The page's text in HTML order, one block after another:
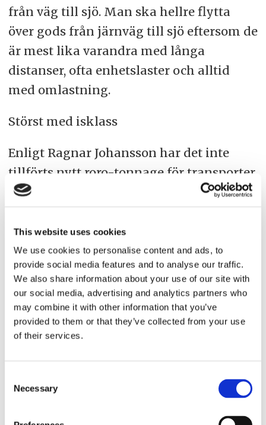
This website uses cookies
We use cookies to personalise content and ads, to
provide social media features and to analyse our traffic.
We also share information about your use of our site with
our social media, advertising and analytics partners who
may combine it with other information that you’ve
provided to them or that they’ve collected from your use
of their services.
Selection
Necessary
från väg till sjö. Man ska hellre flytta
över gods från järnväg till sjö eftersom de
är mest lika varandra med långa
distanser, ofta enhetslaster och alltid
med omlastning.
Störst med isklass
Enligt Ragnar Johansson har det inte
tillförts nytt roro-tonnage för transporter
av skogsprodukter sedan de så kallade T-
Thuleland byggdes i Raumo för snart 15
år sedan.
– När vi började fundera på hur ett
system kunde se ut insåg vi att det krävs
nya fartyg. Rederiet har därför beställt
nya roro-fartyg från Kina för levererans
opereras med sammanlagt fem fartyg av
vilka upp till fyra kan bli nybyggen.